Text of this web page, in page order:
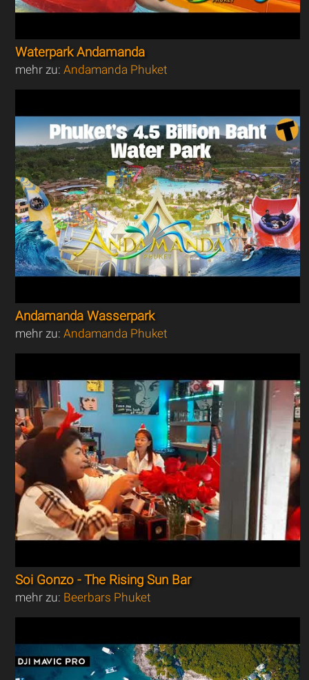
Waterpark Andamanda
mehr zu:Andamanda Phuket
Andamanda Wasserpark
mehr zu:Andamanda Phuket
Soi Gonzo - The Rising Sun Bar
mehr zu: Beerbars Phuket